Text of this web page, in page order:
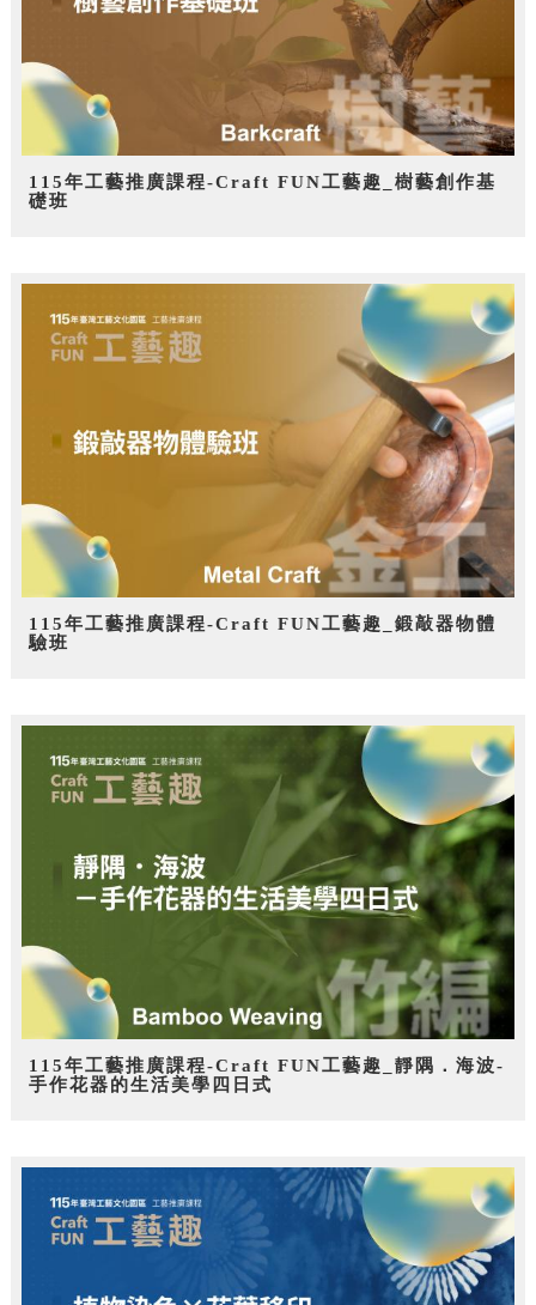
115年工藝推廣課程-Craft FUN工藝趣_樹藝創作基
礎班
115年工藝推廣課程-Craft FUN工藝趣_鍛敲器物體
驗班
115年工藝推廣課程-Craft FUN工藝趣_靜隅．海波-
手作花器的生活美學四日式